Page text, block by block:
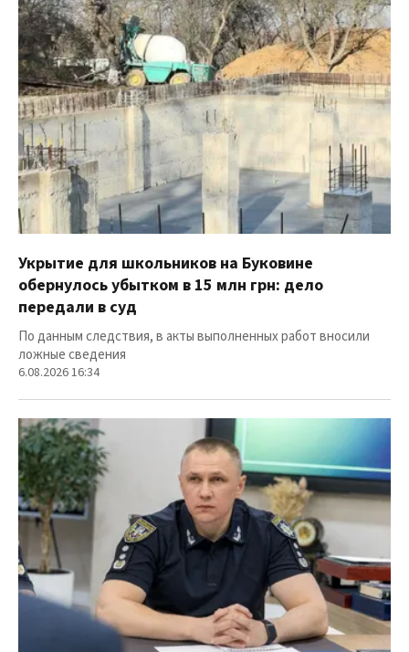
Укрытие для школьников на Буковине
обернулось убытком в 15 млн грн: дело
передали в суд
По данным следствия, в акты выполненных работ вносили
ложные сведения
6.08.2026 16:34